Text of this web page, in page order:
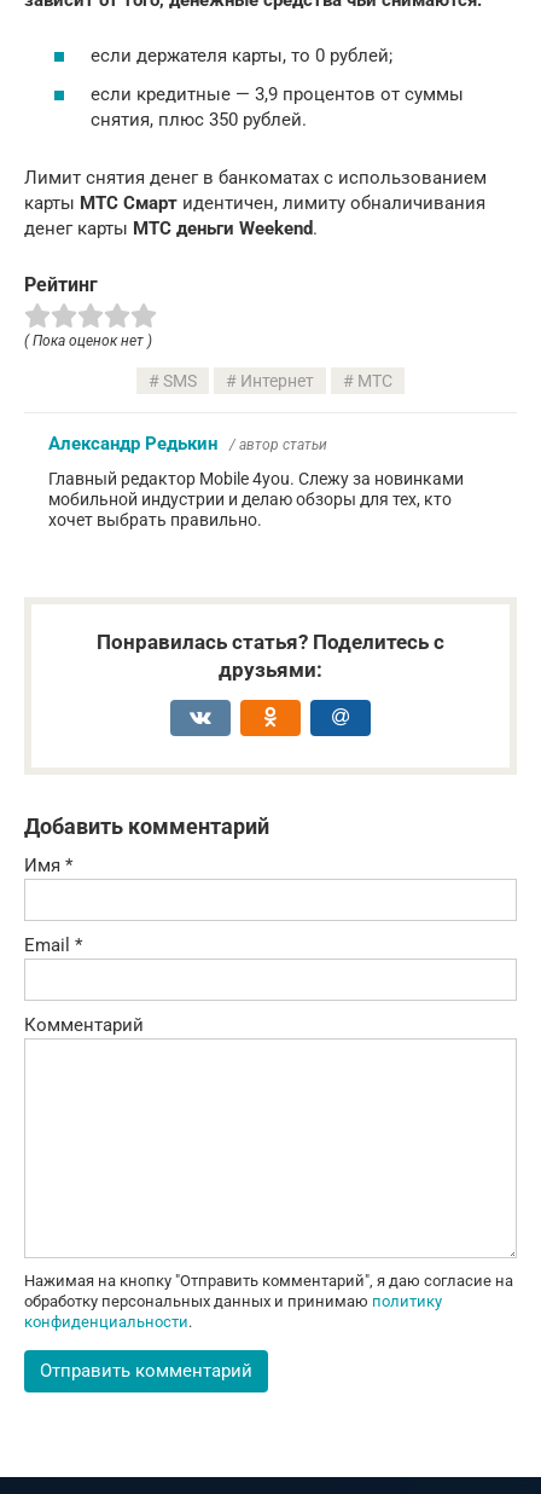
если держателя карты, то 0 рублей;
если кредитные — 3,9 процентов от суммы
снятия, плюс 350 рублей.
Лимит снятия денег в банкоматах с использованием
карты МТС Смарт идентичен, лимиту обналичивания
денег карты МТС деньги Weekend.
Рейтинг
( Пока оценок нет )
SMS Интернет МТС
Александр Редькин / автор статьи
Главный редактор Mobile 4you. Слежу за новинками
мобильной индустрии и делаю обзоры для тех, кто
хочет выбрать правильно.
Понравилась статья? Поделитесь с
друзьями:
Добавить комментарий
Имя *
Email *
Комментарий
Нажимая на кнопку "Отправить комментарий", я даю согласие на
обработку персональных данных и принимаю политику
конфиденциальности.